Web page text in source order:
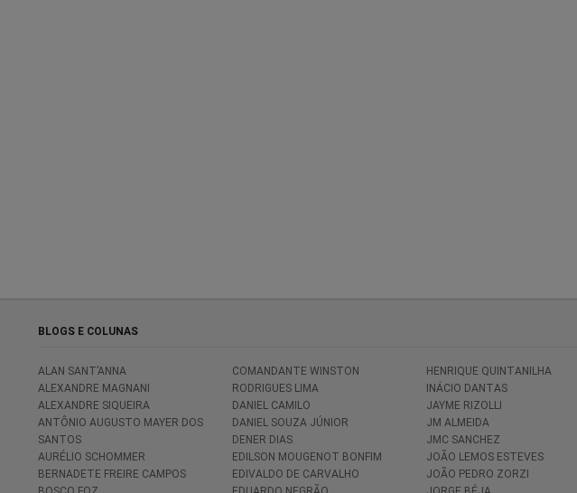
BLOGS E COLUNAS
ALAN SANT’ANNA
ALEXANDRE MAGNANI
ALEXANDRE SIQUEIRA
ANTÔNIO AUGUSTO MAYER DOS
SANTOS
AURÉLIO SCHOMMER
BERNADETE FREIRE CAMPOS
COMANDANTE WINSTON
RODRIGUES LIMA
DANIEL CAMILO
DANIEL SOUZA JÚNIOR
DENER DIAS
EDILSON MOUGENOT BONFIM
EDIVALDO DE CARVALHO
HENRIQUE QUINTANILHA
INÁCIO DANTAS
JAYME RIZOLLI
JM ALMEIDA
JMC SANCHEZ
JOÃO LEMOS ESTEVES
JOÃO PEDRO ZORZI